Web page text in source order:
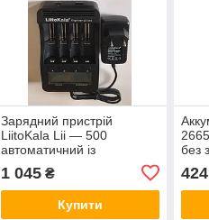
Зарядний пристрій
LiitoKala Lii — 500
автоматичний із
1 045₴
Купити
без
424